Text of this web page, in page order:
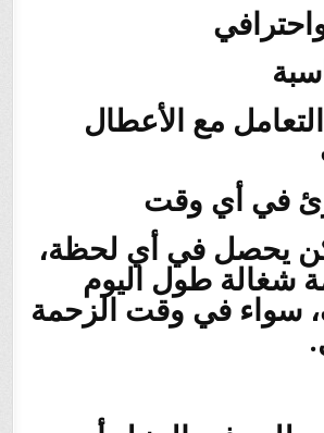
مع الأعطال
في أي وقت
يحصل في أي لحظة،
شغالة طول اليوم
سواء في وقت الزحمة